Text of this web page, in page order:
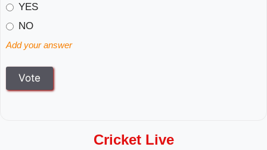
YES
NO
Add your answer
Cricket Live